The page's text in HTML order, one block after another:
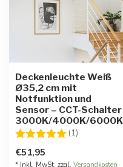
Deckenleuchte Weiß
Ø35,2 cm mit
Notfunktion und
Sensor – CCT-Schalter
3000K/4000K/6000K
Bewertung:
(1)
€51,95
* Inkl. MwSt. zzgl. Versandkosten